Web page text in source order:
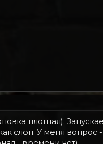
плотная).
слон. У меня вопрос